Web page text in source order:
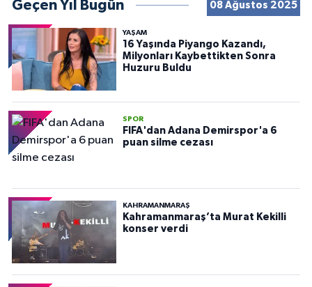
Geçen Yıl Bugün 08 Ağustos 2025
YAŞAM
16 Yaşında Piyango Kazandı,
Milyonları Kaybettikten Sonra
Huzuru Buldu
SPOR
FIFA'dan Adana Demirspor'a 6
puan silme cezası
KAHRAMANMARAŞ
Kahramanmaraş’ta Murat Kekilli
konser verdi